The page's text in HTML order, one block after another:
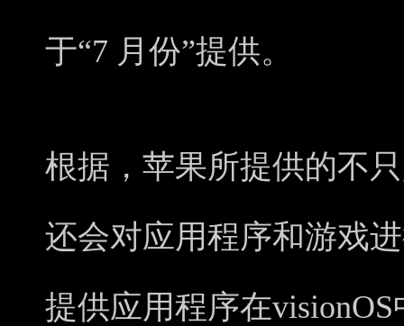
于“7 月份”提供。
根据，苹果所提供的不
还会对应用程序和游戏
提供应用程序在